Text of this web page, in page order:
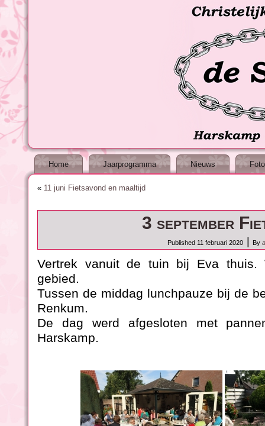
Home Jaarprogramma Nieuws
« 11 juni Fietsavond en maaltijd
3 september
Published 11 februari 2020 By
Vertrek vanuit de tuin bij Eva thuis.
gebied.
Tussen de middag lunchpauze bij de
Renkum.
De dag werd afgesloten met
Harskamp.